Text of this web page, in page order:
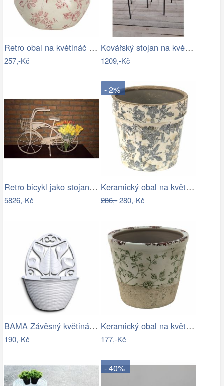
Retro obal na květináč s růžovými květy…
257,-Kč
Kovářský stojan na květináč
1209,-Kč
Retro bicykl jako stojan na květiny - EW
5826,-Kč
- 2%
Keramický obal na květináč se šedými…
286,-280,-Kč
BAMA Závěsný květináč GERLA, 32cm
190,-Kč
Keramický obal na květináč se zelenými…
177,-Kč
- 40%